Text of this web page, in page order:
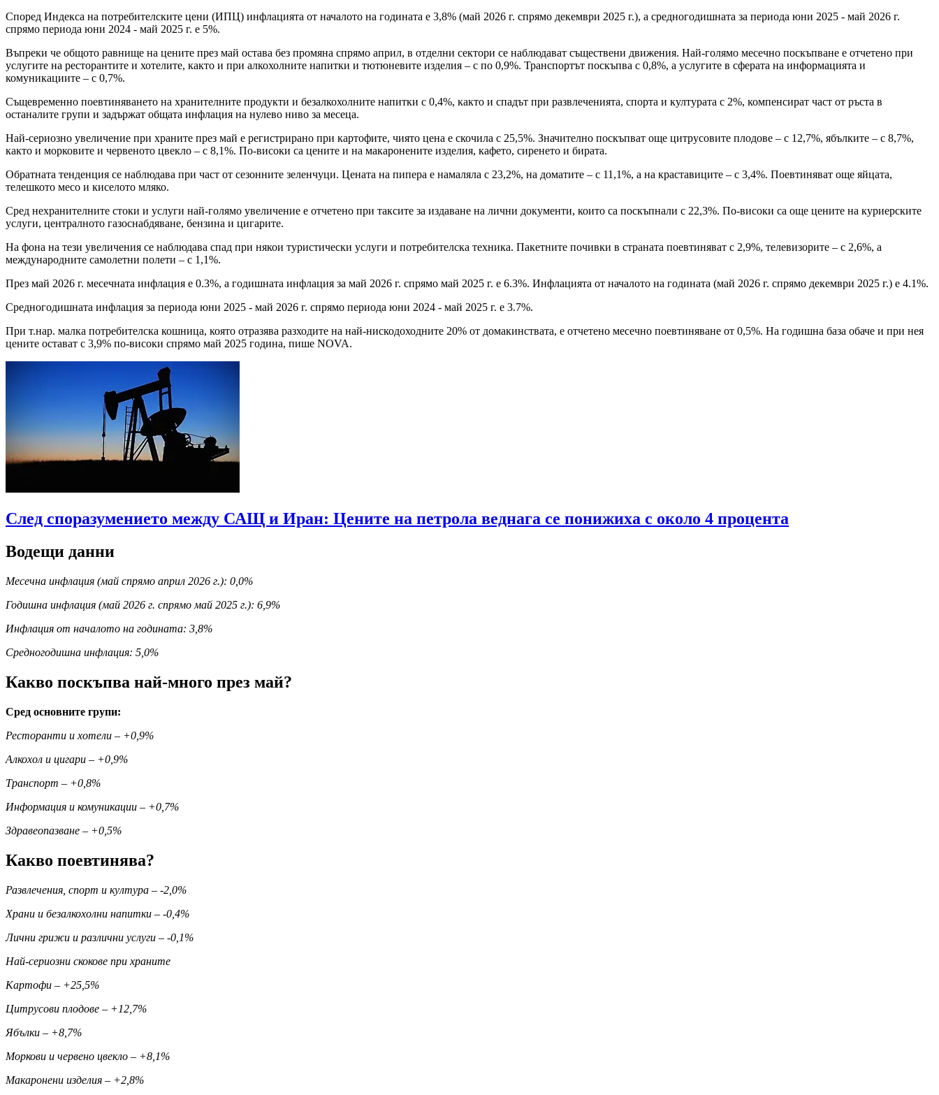
Според Индекса на потребителските цени (ИПЦ) инфлацията от началото на годината е 3,8% (май 2026 г. спрямо декември 2025 г.), а средногодишната за периода юни 2025 - май 2026 г.
спрямо периода юни 2024 - май 2025 г. е 5%.
Въпреки че общото равнище на цените през май остава без промяна спрямо април, в отделни сектори се наблюдават съществени движения. Най-голямо месечно поскъпване е отчетено при
услугите на ресторантите и хотелите, както и при алкохолните напитки и тютюневите изделия – с по 0,9%. Транспортът поскъпва с 0,8%, а услугите в сферата на информацията и
комуникациите – с 0,7%.
Същевременно поевтиняването на хранителните продукти и безалкохолните напитки с 0,4%, както и спадът при развлеченията, спорта и културата с 2%, компенсират част от ръста в
останалите групи и задържат общата инфлация на нулево ниво за месеца.
Най-сериозно увеличение при храните през май е регистрирано при картофите, чиято цена е скочила с 25,5%. Значително поскъпват още цитрусовите плодове – с 12,7%, ябълките – с 8,7%,
както и морковите и червеното цвекло – с 8,1%. По-високи са цените и на макаронените изделия, кафето, сиренето и бирата.
Обратната тенденция се наблюдава при част от сезонните зеленчуци. Цената на пипера е намаляла с 23,2%, на доматите – с 11,1%, а на краставиците – с 3,4%. Поевтиняват още яйцата,
телешкото месо и киселото мляко.
Сред нехранителните стоки и услуги най-голямо увеличение е отчетено при таксите за издаване на лични документи, които са поскъпнали с 22,3%. По-високи са още цените на куриерските
услуги, централното газоснабдяване, бензина и цигарите.
На фона на тези увеличения се наблюдава спад при някои туристически услуги и потребителска техника. Пакетните почивки в страната поевтиняват с 2,9%, телевизорите – с 2,6%, а
международните самолетни полети – с 1,1%.
През май 2026 г. месечната инфлация е 0.3%, а годишната инфлация за май 2026 г. спрямо май 2025 г. е 6.3%. Инфлацията от началото на годината (май 2026 г. спрямо декември 2025 г.) е 4.1%.
Средногодишната инфлация за периода юни 2025 - май 2026 г. спрямо периода юни 2024 - май 2025 г. е 3.7%.
При т.нар. малка потребителска кошница, която отразява разходите на най-нискодоходните 20% от домакинствата, е отчетено месечно поевтиняване от 0,5%. На годишна база обаче и при нея
цените остават с 3,9% по-високи спрямо май 2025 година, пише NOVA.
След споразумението между САЩ и Иран: Цените на петрола веднага се понижиха с около 4 процента
Водещи данни
Месечна инфлация (май спрямо април 2026 г.): 0,0%
Годишна инфлация (май 2026 г. спрямо май 2025 г.): 6,9%
Инфлация от началото на годината: 3,8%
Средногодишна инфлация: 5,0%
Какво поскъпва най-много през май?
Сред основните групи:
Ресторанти и хотели – +0,9%
Алкохол и цигари – +0,9%
Транспорт – +0,8%
Информация и комуникации – +0,7%
Здравеопазване – +0,5%
Какво поевтинява?
Развлечения, спорт и култура – -2,0%
Храни и безалкохолни напитки – -0,4%
Лични грижи и различни услуги – -0,1%
Най-сериозни скокове при храните
Картофи – +25,5%
Цитрусови плодове – +12,7%
Ябълки – +8,7%
Моркови и червено цвекло – +8,1%
Макаронени изделия – +2,8%